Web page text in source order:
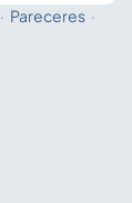
· Pareceres ·